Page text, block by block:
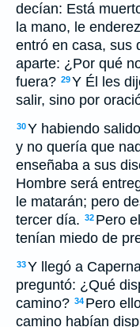
decían: Está
la mano, le
entró en casa, sus
aparte: ¿Por qué
fuera? 29Y Él les
salir, sino por
30Y habiendo
y no quería que
enseñaba a sus
Hombre será
le matarán; pero
tercer día. 32 Pero
tenían miedo de
33Y llegó a
preguntó: ¿Qué
camino? 34 Pero
camino habían